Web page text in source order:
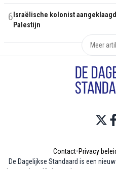
6 Israëlische kolonist
Palestijn
Meer
Contact•Privacy
De Dagelijkse Standaard is een